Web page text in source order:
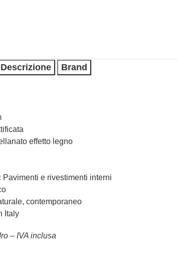
Descrizione Brand
effetto legno
Pavimenti e rivestimenti interni
contemporaneo
Italy
– IVA inclusa